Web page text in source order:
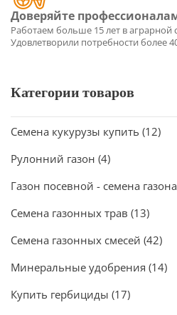
Категории товаров
Семена кукурузы купить (12)
Рулонний газон (4)
Газон посевной - семена газона
Семена газонных трав (13)
Семена газонных смесей (42)
Минеральные удобрения (14)
Купить гербициды (17)